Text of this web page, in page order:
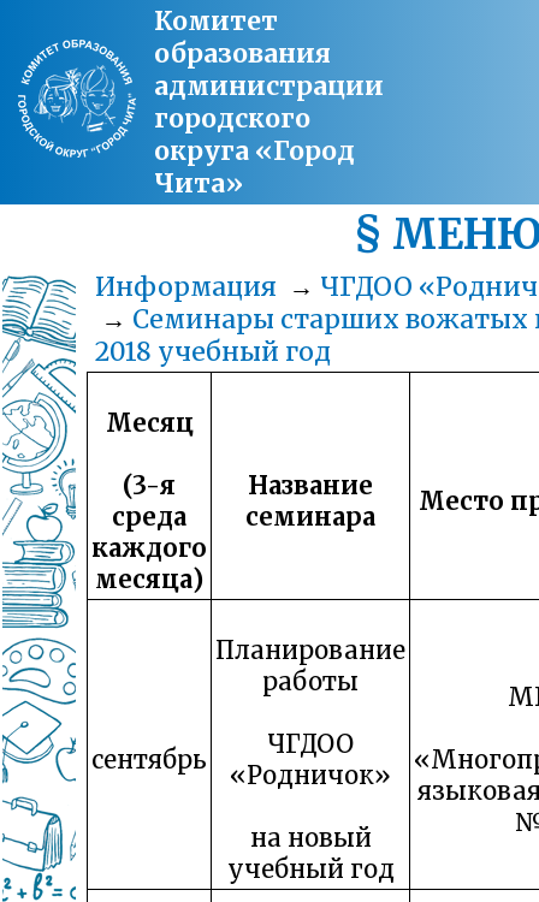
Комитет
образования
администрации
городского
округа «Город
Чита»
§
Информация → ЧГДОО
→ Семинары старших вожатых
2018 учебный год
Месяц
(3-я
среда
каждого
месяца)
Название
семинара
Место
сентябрь
Планирование
работы
ЧГДОО
«Родничок»
на новый
учебный год